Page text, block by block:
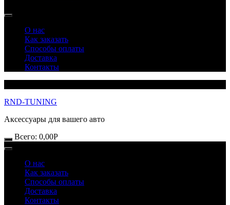
О нас
Как заказать
Способы оплаты
Доставка
Контакты
RND-TUNING
Аксессуары для вашего авто
Всего: 0,00Р
О нас
Как заказать
Способы оплаты
Доставка
Контакты